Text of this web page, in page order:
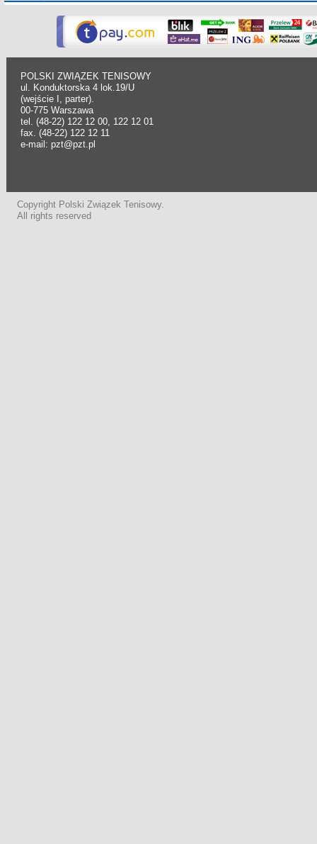
POLSKI ZWIĄZEK TENISOWY
ul. Konduktorska 4 lok.19/U
(wejście I, parter).
00-775 Warszawa
tel. (48-22) 122 12 00, 122 12 01
fax. (48-22) 122 12 11
e-mail: pzt@pzt.pl
Copyright Polski Związek Tenisowy.
All rights reserved